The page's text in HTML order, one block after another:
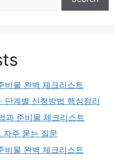
비물 완벽 체크리스트
단계별 신청방법 핵심정리
과 준비물 체크리스트
자주 묻는 질문
비물 완벽 체크리스트